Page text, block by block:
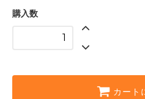
購入数
カート